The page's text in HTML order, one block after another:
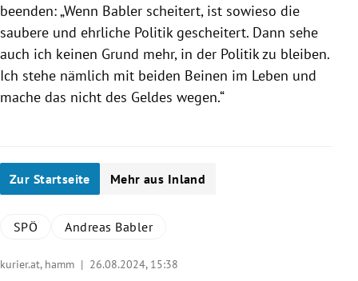
beenden: „Wenn Babler scheitert, ist sowieso die
saubere und ehrliche Politik gescheitert. Dann sehe
auch ich keinen Grund mehr, in der Politik zu bleiben.
Ich stehe nämlich mit beiden Beinen im Leben und
mache das nicht des Geldes wegen.“
Zur Startseite Mehr aus Inland
SPÖ Andreas Babler
kurier.at, hamm | 26.08.2024, 15:38